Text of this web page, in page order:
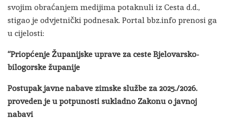
svojim obraćanjem medijima potaknuli iz Cesta d.d.,
stigao je odvjetnički podnesak. Portal bbz.info prenosi ga
u cijelosti:
“Priopćenje Županijske uprave za ceste Bjelovarsko-
bilogorske županije
Postupak javne nabave zimske službe za 2025./2026.
proveden je u potpunosti sukladno Zakonu o javnoj
nabavi